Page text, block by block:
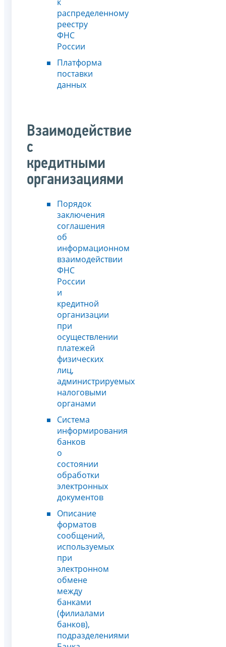
распределенному
реестру
ФНС
России
Платформа
поставки
данных
Взаимодействие
с
кредитными
организациями
Порядок
заключения
соглашения
об
информационном
взаимодействии
ФНС
России
и
кредитной
организации
при
осуществлении
платежей
физических
лиц,
администрируемых
налоговыми
органами
Система
информирования
банков
о
состоянии
обработки
электронных
документов
Описание
форматов
сообщений,
используемых
при
электронном
обмене
между
банками
(филиалами
банков),
подразделениями